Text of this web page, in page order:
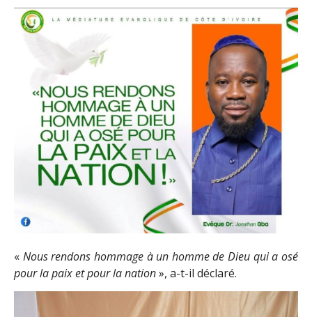
« Nous rendons hommage à un homme de Dieu qui a osé
pour la paix et pour la nation», a-t-il déclaré.